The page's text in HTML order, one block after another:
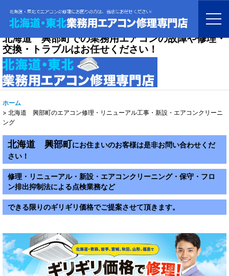
北海道 興部町での業務用エアコンの故障や修理・
交換・トラブルはお任せください！
ホーム
> 北海道 興部町のエアコン修理・リニューアル工事・新設・エアコンクリーニ
ング
北海道 興部町にお住まいのお客様は是非お問い合わせくだ
さい！
修理・リニューアル・新設・エアコンクリーニング・保守・フロ
ン排出抑制法による点検業務など
できる限りのギリギリ価格でご提案させて頂きます。